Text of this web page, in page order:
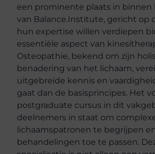
een prominente plaats in binnen
van Balance.Institute, gericht op
hun expertise willen verdiepen
essentiële aspect van
Osteopathie, bekend om zijn
benadering van het lichaam,
uitgebreide kennis en
gaat dan de basisprincipes. Het
postgraduate cursus in dit
deelnemers in staat om
lichaamspatronen te begrijpen
behandelingen toe te passen.